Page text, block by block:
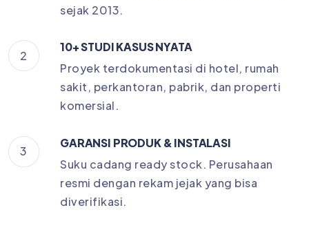
sejak 2013.
2
10+ STUDI KASUS NYATA
Proyek terdokumentasi di hotel, rumah
sakit, perkantoran, pabrik, dan properti
komersial.
3
GARANSI PRODUK & INSTALASI
Suku cadang ready stock. Perusahaan
resmi dengan rekam jejak yang bisa
diverifikasi.